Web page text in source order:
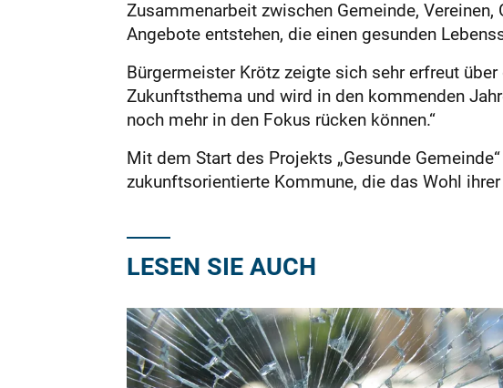
Zusammenarbeit zwischen Gemeinde,
Angebote entstehen, die einen gesunden
Bürgermeister Krötz zeigte sich sehr erfreut
Zukunftsthema und wird in den kommenden
noch mehr in den Fokus rücken können.“
Mit dem Start des Projekts „Gesunde
zukunftsorientierte Kommune, die das Wohl
LESEN SIE AUCH